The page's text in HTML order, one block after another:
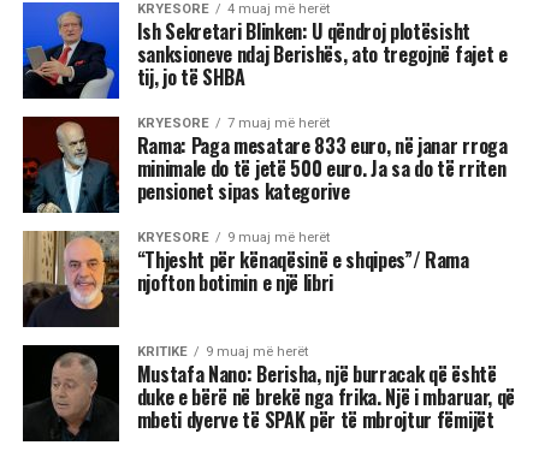
KRYESORE 4 muaj më herët
Ish Sekretari Blinken: U qëndroj plotësisht
sanksioneve ndaj Berishës, ato tregojnë fajet e
tij, jo të SHBA
KRYESORE 7 muaj më herët
Rama: Paga mesatare 833 euro, në janar rroga
minimale do të jetë 500 euro. Ja sa do të rriten
pensionet sipas kategorive
KRYESORE 9 muaj më herët
“Thjesht për kënaqësinë e shqipes”/ Rama
njofton botimin e një libri
KRITIKE 9 muaj më herët
Mustafa Nano: Berisha, një burracak që është
duke e bërë në brekë nga frika. Një i mbaruar, që
mbeti dyerve të SPAK për të mbrojtur fëmijët